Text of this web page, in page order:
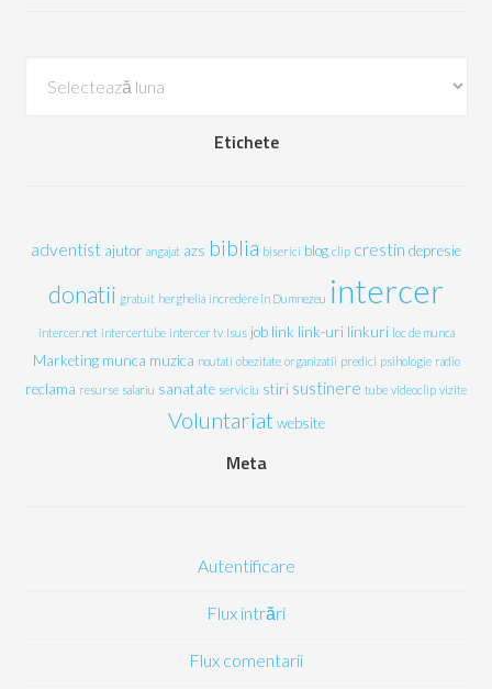
Etichete
adventist ajutor angajat azs biblia biserici blog clip crestin depresie
donatii gratuit herghelia incredere in Dumnezeu intercer
intercer.net intercertube intercer tv Isus job link link-uri linkuri loc de munca
Marketing munca muzica noutati obezitate organizatii predici psihologie radio
reclama resurse salariu sanatate serviciu stiri sustinere tube videoclip vizite
Voluntariat website
Meta
Autentificare
Flux intrări
Flux comentarii